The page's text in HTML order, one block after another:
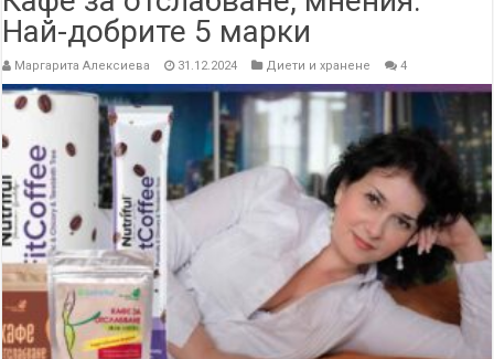
Най-добрите 5 марки
Маргарита Алексиева 31.12.2024 Диети и хранене 4